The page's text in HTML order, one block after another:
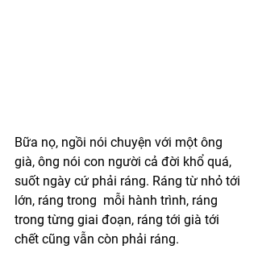
Bữa nọ, ngồi nói chuyện với một ông
già, ông nói con người cả đời khổ quá,
suốt ngày cứ phải ráng. Ráng từ nhỏ tới
lớn, ráng trong  mỗi hành trình, ráng
trong từng giai đoạn, ráng tới già tới
chết cũng vẫn còn phải ráng.